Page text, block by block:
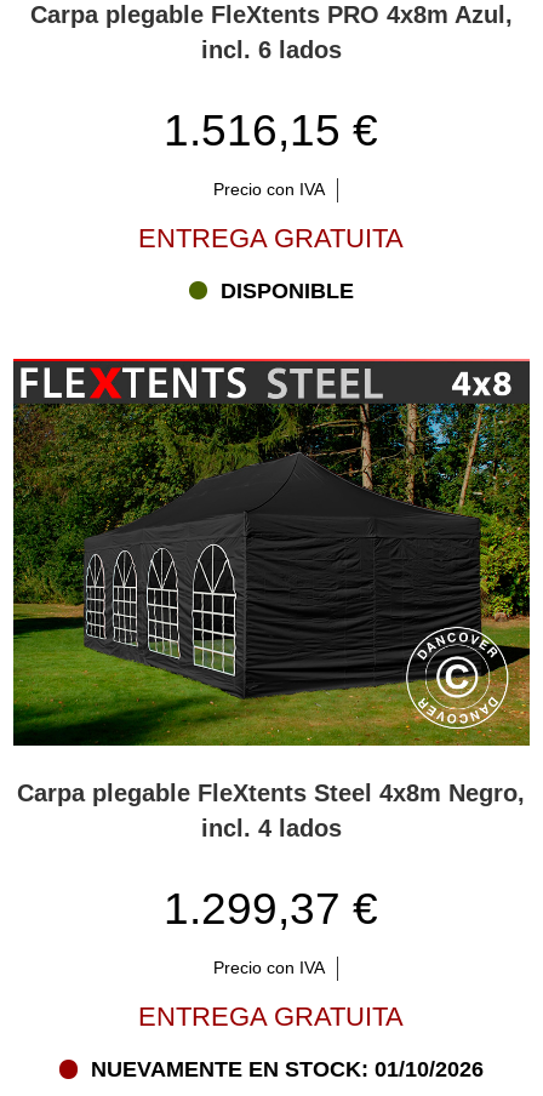
Carpa plegable FleXtents PRO 4x8m Azul,
incl. 6 lados
1.516,15 €
Precio con IVA
ENTREGA GRATUITA
DISPONIBLE
Carpa plegable FleXtents Steel 4x8m Negro,
incl. 4 lados
1.299,37 €
Precio con IVA
ENTREGA GRATUITA
NUEVAMENTE EN STOCK: 01/10/2026